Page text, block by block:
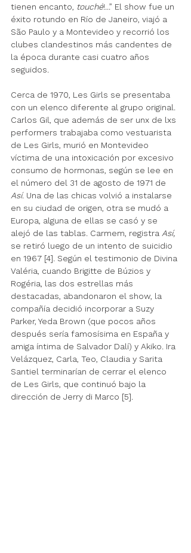
tienen encanto, touché!...” El show fue un
éxito rotundo en Río de Janeiro, viajó a
São Paulo y a Montevideo y recorrió los
clubes clandestinos más candentes de
la época durante casi cuatro años
seguidos.
Cerca de 1970, Les Girls se presentaba
con un elenco diferente al grupo original.
Carlos Gil, que además de ser unx de lxs
performers trabajaba como vestuarista
de Les Girls, murió en Montevideo
víctima de una intoxicación por excesivo
consumo de hormonas, según se lee en
el número del 31 de agosto de 1971 de
Así. Una de las chicas volvió a instalarse
en su ciudad de origen, otra se mudó a
Europa, alguna de ellas se casó y se
alejó de las tablas. Carmem, registra Así,
se retiró luego de un intento de suicidio
en 1967 [4]. Según el testimonio de Divina
Valéria, cuando Brigitte de Búzios y
Rogéria, las dos estrellas más
destacadas, abandonaron el show, la
compañía decidió incorporar a Suzy
Parker, Yeda Brown (que pocos años
después sería famosísima en España y
amiga íntima de Salvador Dalí) y Akiko. Ira
Velázquez, Carla, Teo, Claudia y Sarita
Santiel terminarían de cerrar el elenco
de Les Girls, que continuó bajo la
dirección de Jerry di Marco [5].